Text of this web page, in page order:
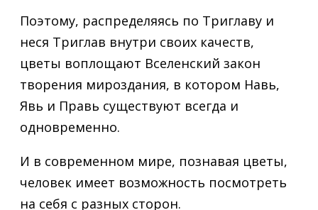
Поэтому, распределяясь по Триглаву и
неся Триглав внутри своих качеств,
цветы воплощают Вселенский закон
творения мироздания, в котором Навь,
Явь и Правь существуют всегда и
одновременно.
И в современном мире, познавая цветы,
человек имеет возможность посмотреть
на себя с разных сторон.